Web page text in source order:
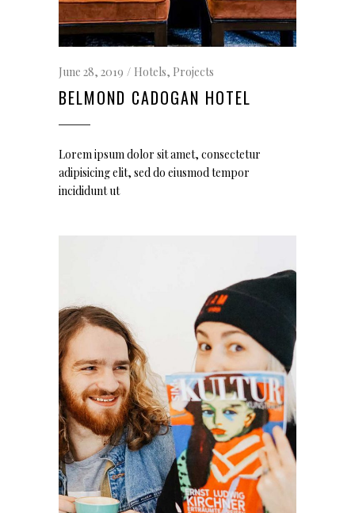
June 28, 2019 Hotels, Projects
BELMOND CADOGAN HOTEL
Lorem ipsum dolor sit amet, consectetur
adipisicing elit, sed do eiusmod tempor
incididunt ut